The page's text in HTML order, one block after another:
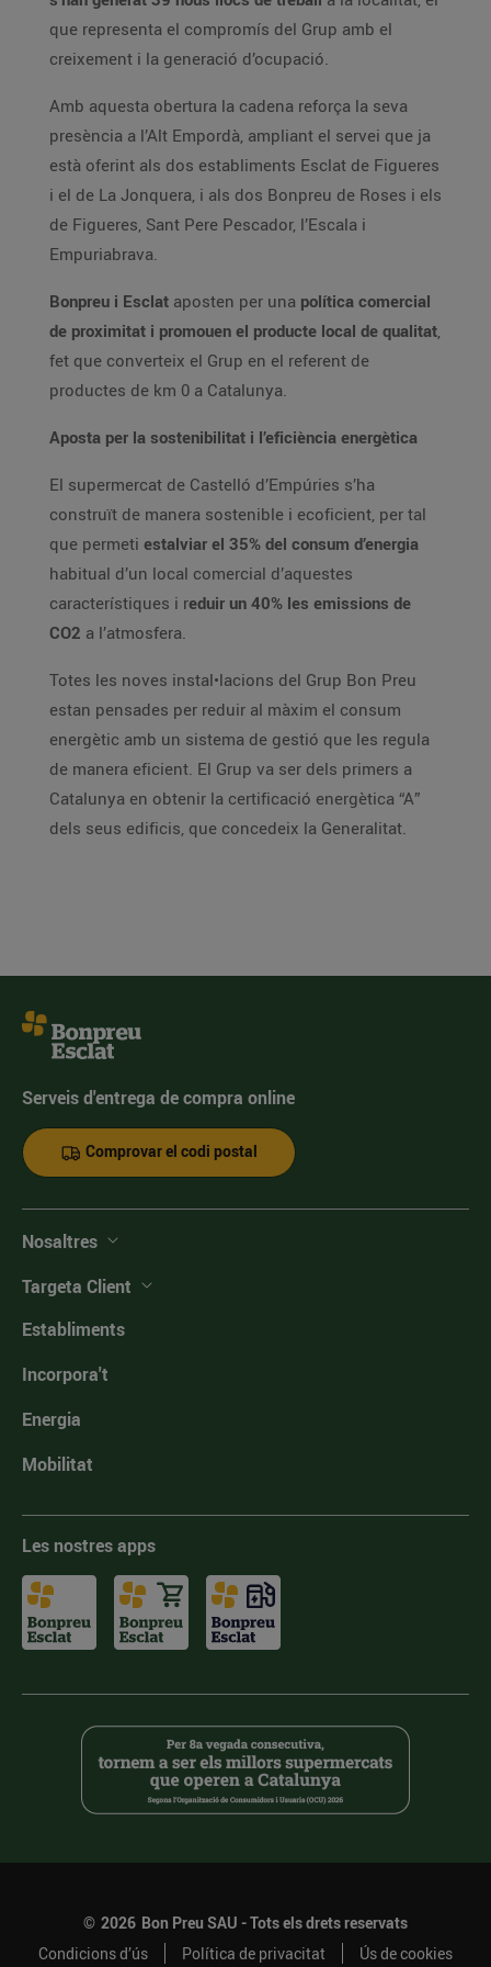
que representa el compromís del Grup amb el
creixement i la generació d’ocupació.
Amb aquesta obertura la cadena reforça la seva
presència a l’Alt Empordà, ampliant el servei que ja
està oferint als dos establiments Esclat de Figueres
i el de La Jonquera, i als dos Bonpreu de Roses i els
de Figueres, Sant Pere Pescador, l’Escala i
Empuriabrava.
Bonpreu i Esclat aposten per una política comercial
de proximitat i promouen el producte local de qualitat,
fet que converteix el Grup en el referent de
productes de km 0 a Catalunya.
Aposta per la sostenibilitat i l’eficiència energètica
El supermercat de Castelló d’Empúries s’ha
construït de manera sostenible i ecoficient, per tal
que permeti estalviar el 35% del consum d’energia
habitual d’un local comercial d’aquestes
característiques i reduir un 40% les emissions de
CO2 a l’atmosfera.
Totes les noves instal•lacions del Grup Bon Preu
estan pensades per reduir al màxim el consum
energètic amb un sistema de gestió que les regula
de manera eficient. El Grup va ser dels primers a
Catalunya en obtenir la certificació energètica “A”
dels seus edificis, que concedeix la Generalitat.
Serveis d'entrega de compra online
Comprovar el codi postal
Nosaltres
Targeta Client
Establiments
Incorpora't
Energia
Mobilitat
Les nostres apps
© 2026 Bon Preu SAU - Tots els drets reservats
Condicions d’ús
Política de privacitat Ús de cookies